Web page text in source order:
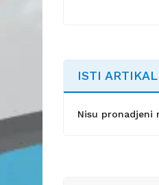
ISTI
Nisu pronadjeni